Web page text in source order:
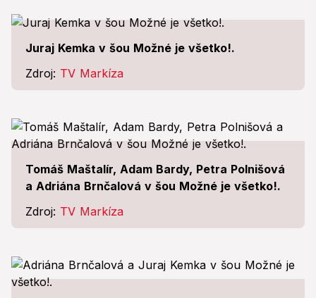
Juraj Kemka v šou Možné je všetko!.
Zdroj: TV Markíza
Tomáš Maštalír, Adam Bardy, Petra Polnišová
a Adriána Brnčalová v šou Možné je všetko!.
Zdroj: TV Markíza